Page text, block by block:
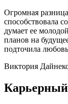
Огромная
способствовала
думает ее
планов на
подточила
Виктория
Карьерный